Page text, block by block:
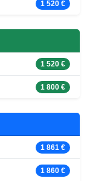
1 520 €
1 520 €
1 800 €
1 861 €
1 860 €